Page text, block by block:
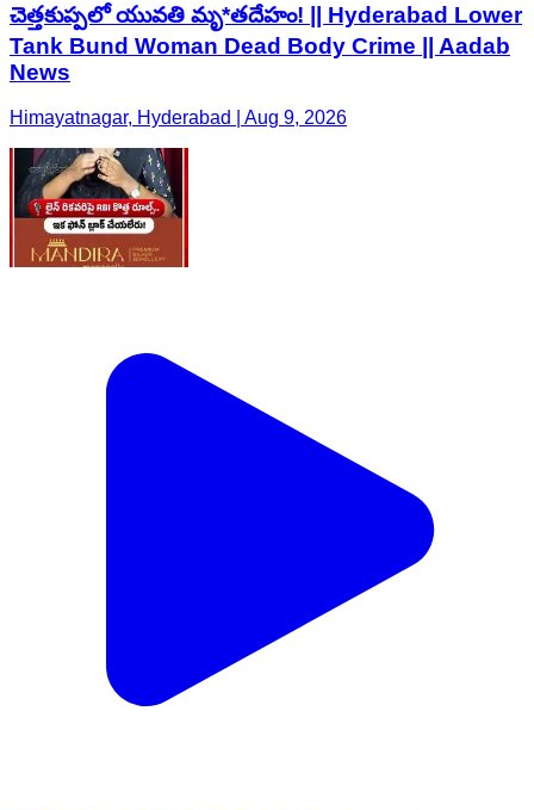
చెత్తకుప్పలో యువతి మృ*తదేహం! || Hyderabad Lower
Tank Bund Woman Dead Body Crime || Aadab
News
Himayatnagar, Hyderabad | Aug 9, 2026